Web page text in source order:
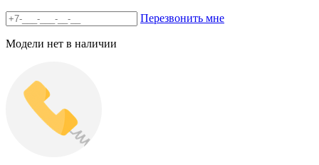
Перезвонить мне
Модели нет в наличии